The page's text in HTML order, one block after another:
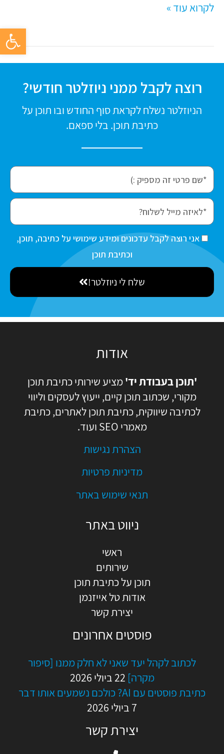
פתח
לקרוא עוד »
רוצה לקבל ממני ניוזלטר חודשי?
הניוזלטר נשלח לקראת סוף החודש ובו תוכן על
כתיבת תוכן. בלי ספאם.
f
i
r
s
e
e
m
ס
כ
ה
אני רוצה לקבל עדכונים ומידע שימושי על כתיבה, תוכן,
וכתיבת תוכן
שלח לי ניוזלטר!
אודות
'תוכן בעבודת יד'מציע שירותי כתיבת תוכן
מקורי, שכתוב תוכן קיים, ייעוץ לעסקים וליווי
לכתיבה שיווקית, כתיבת תוכן לאתרים, כתיבת
מאמרי SEO ועוד.
הצהרת נגישות
מדיניות פרטיות
תנאי שימוש באתר
ניווט באתר
ראשי
שירותים
תוכן על כתיבת תוכן
אודות טל אייזנמן
יצירת קשר
פוסטים אחרונים
לכתוב לקהל יעד שאני לא חלק ממנו [סיפור
מקרה] 22 ביולי 2026
כתיבת פוסטים עם AI? כולכם נשמעים אותו דבר
7 ביולי 2026
יצירת קשר